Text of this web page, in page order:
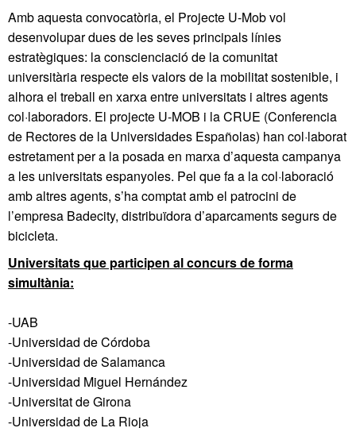
Amb aquesta convocatòria, el Projecte U-Mob vol
desenvolupar dues de les seves principals línies
estratègiques: la conscienciació de la comunitat
universitària respecte els valors de la mobilitat sostenible, i
alhora el treball en xarxa entre universitats i altres agents
col·laboradors. El projecte U-MOB i la CRUE (Conferencia
de Rectores de la Universidades Españolas) han col·laborat
estretament per a la posada en marxa d’aquesta campanya
a les universitats espanyoles. Pel que fa a la col·laboració
amb altres agents, s’ha comptat amb el patrocini de
l’empresa Badecity, distribuïdora d’aparcaments segurs de
bicicleta.
Universitats que participen al concurs de forma
simultània:
-UAB
-Universidad de Córdoba
-Universidad de Salamanca
-Universidad Miguel Hernández
-Universitat de Girona
-Universidad de La Rioja